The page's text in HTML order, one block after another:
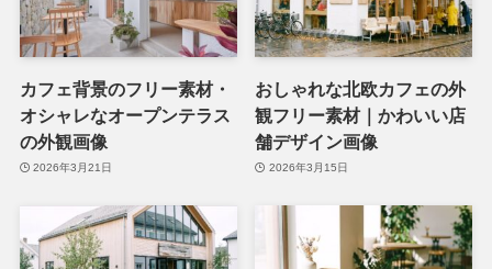
カフェ背景のフリー素材・
オシャレなオープンテラス
の外観画像
2026年3月21日
おしゃれな北欧カフェの外
観フリー素材｜かわいい店
舗デザイン画像
2026年3月15日